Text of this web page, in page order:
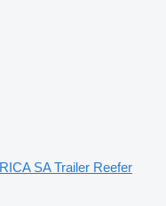
SA Trailer Reefer